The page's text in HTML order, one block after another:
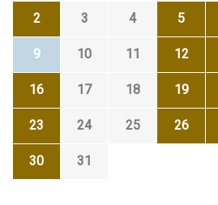
2 3 4 5
9 10 11 12
16 17 18 19
23 24 25 26
30
31